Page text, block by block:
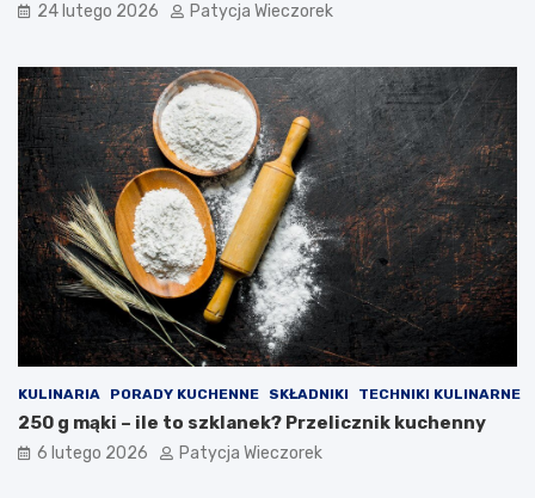
24 lutego 2026 Patycja Wieczorek
KULINARIA PORADY KUCHENNE SKŁADNIKI TECHNIKI KULINARNE
250 g mąki – ile to szklanek? Przelicznik kuchenny
6 lutego 2026 Patycja Wieczorek